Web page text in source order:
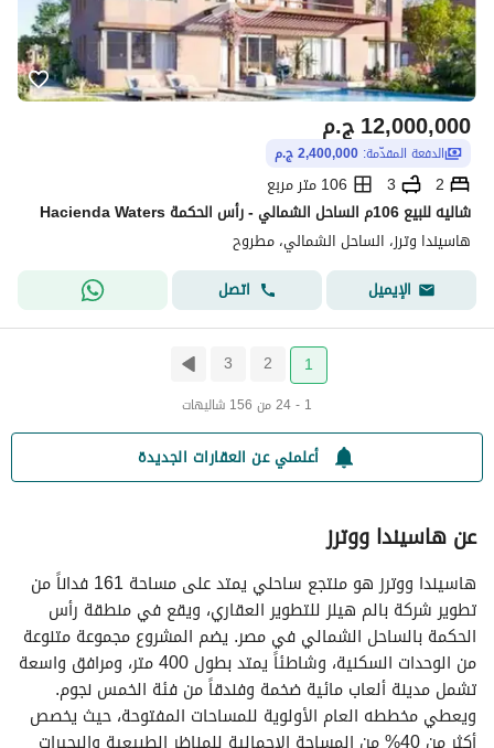
ج.م12,000,000
الدفعة المقدّمة: 2,400,000 ج.م
2
3
106 متر مربع
شاليه للبيع 106م الساحل الشمالي - رأس الحكمة Hacienda Waters
هاسيندا وترز، الساحل الشمالي، مطروح
الإيميل
اتصل
1
2
3
1 - 24 من 156 شاليهات
أعلمني عن العقارات الجديدة
عن هاسيندا ووترز
هاسيندا ووترز هو منتجع ساحلي يمتد على مساحة 161 فداناً من
تطوير شركة بالم هيلز للتطوير العقاري، ويقع في منطقة رأس
الحكمة بالساحل الشمالي في مصر. يضم المشروع مجموعة متنوعة
من الوحدات السكنية، وشاطئاً يمتد بطول 400 متر، ومرافق واسعة
تشمل مدينة ألعاب مائية ضخمة وفندقاً من فئة الخمس نجوم.
ويعطي مخططه العام الأولوية للمساحات المفتوحة، حيث يخصص